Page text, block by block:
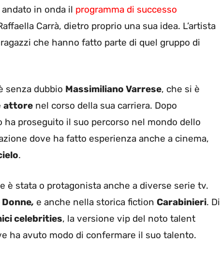
in onda il programma di successo
Carrà, dietro proprio una sua idea. L’artista
che hanno fatto parte di quel gruppo di
senza dubbio Massimiliano Varrese, che si è
attore nel corso della sua carriera. Dopo
ha proseguito il suo percorso nel mondo dello
dove ha fatto esperienza anche a cinema,
.
è stata o protagonista anche a diverse serie tv.
Donne, e anche nella storica fiction Carabinieri. Di
celebrities, la versione vip del noto talent
ha avuto modo di confermare il suo talento.